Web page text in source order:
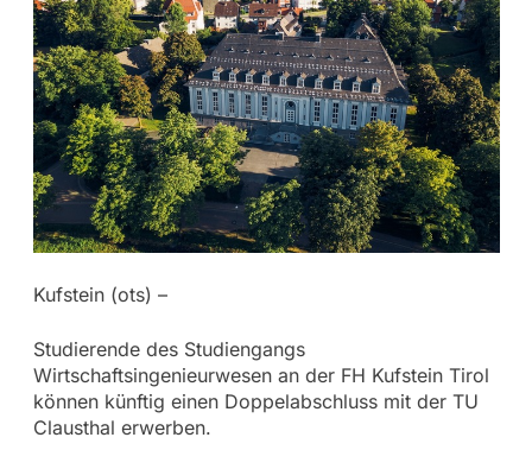
Kufstein (ots) –
Studierende des Studiengangs
Wirtschaftsingenieurwesen an der FH Kufstein Tirol
können künftig einen Doppelabschluss mit der TU
Clausthal erwerben.